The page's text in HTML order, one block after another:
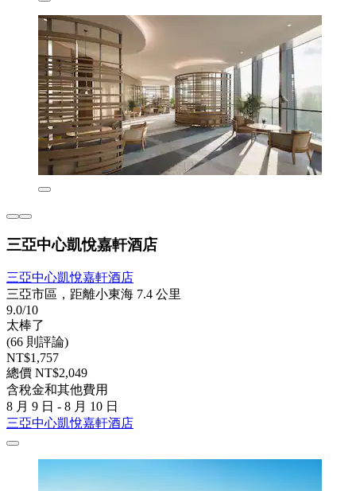
三亞中心凱悅嘉軒酒店
三亞中心凱悅嘉軒酒店
三亞市區，距離小東海 7.4 公里
9.0/10
太棒了
(66 則評論)
NT$1,757
總價 NT$2,049
含稅金和其他費用
8 月 9 日 - 8 月 10 日
三亞中心凱悅嘉軒酒店